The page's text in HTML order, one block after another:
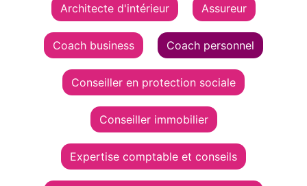
Architecte d'intérieur Assureur
Coach business Coach personnel
Conseiller en protection sociale
Conseiller immobilier
Expertise comptable et conseils